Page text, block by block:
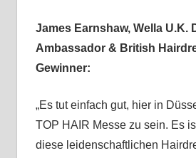
James Earnshaw, Wella U.K.
Ambassador & British
Gewinner:
„Es tut einfach gut, hier in
TOP HAIR Messe zu sein. Es
diese leidenschaftlichen